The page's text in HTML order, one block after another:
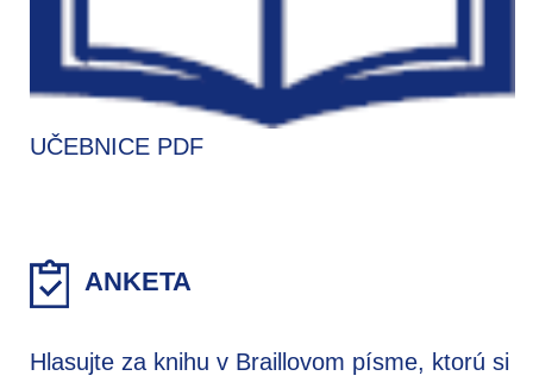
UČEBNICE PDF
ANKETA
Hlasujte za knihu v Braillovom písme, ktorú si